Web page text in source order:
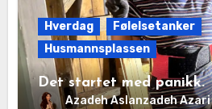
Hverdag
Følelsetanker
Husmannsplassen
Det startet med panikk.
Azadeh Aslanzadeh Azari